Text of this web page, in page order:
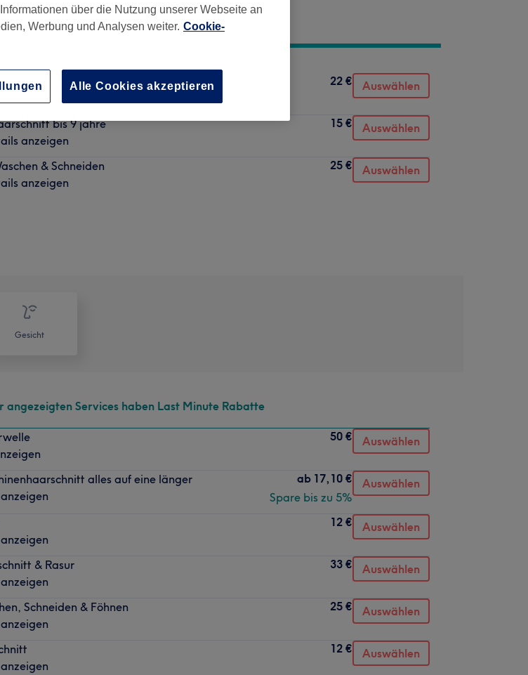
22 € Auswählen
bis 9 jahre
anzeigen
15 € Auswählen
& Schneiden
anzeigen
25 € Auswählen
Gesicht
angezeigten Services haben Last Minute Rabatte
50 € Auswählen
alles auf eine länger
ab 17,10 €
Spare bis zu 5%
Auswählen
12 € Auswählen
& Rasur
33 € Auswählen
Schneiden & Föhnen
25 € Auswählen
12 € Auswählen
über die Nutzung unserer Webseite an
Werbung und Analysen weiter. Cookie-
Alle Cookies akzeptieren